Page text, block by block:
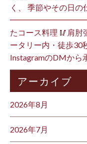
く、 季節やその日の
たコース料理 🥢肩肘
ータリー内・徒歩30
InstagramのDMから
アーカイブ
2026年8月
2026年7月